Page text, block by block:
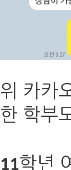
위 카카
한 학부
11학년